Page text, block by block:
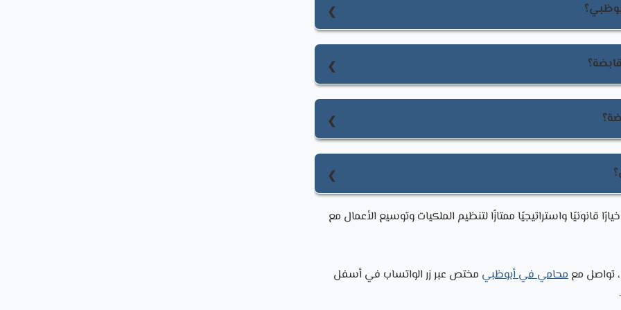
الحرة أو بشراكة محلية وفقًا للقوانين المنظمة.
ومتطلبات الجهة المختصة، ويجب الالتزام بما تحدده دائرة
النظام الأساسي، تقديم المستندات المطلوبة، إيداع رأس
الاستثمارات والأسهم في الشركات التابعة فقط.
واستراتيجيًا ممتازًا لتنظيم الملكيات وتوسيع الأعمال مع
تواصل مع محامي في أبوظبي مختص عبر زر الواتساب في أسفل